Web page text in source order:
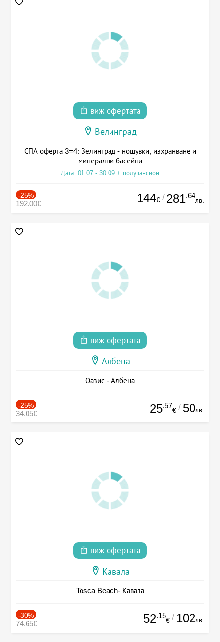
виж офертата
Велинград
СПА оферта 3=4: Велинград - нощувки, изхранване и
минерални басейни
Дата: 01.07 - 30.09 + полупансион
-25%
192.00€ 144€ / 281.64
лв.
виж офертата
Албена
Оазис - Албена
-25%
34.05€ 25.57
€ / 50лв.
виж офертата
Кавала
Tosca Beach- Кавала
-30%
74.65€ 52.15
€ / 102лв.